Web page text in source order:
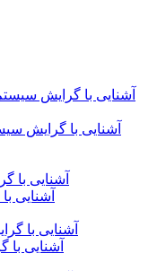
آشنایی با گرایش
آشنایی
آشنایی